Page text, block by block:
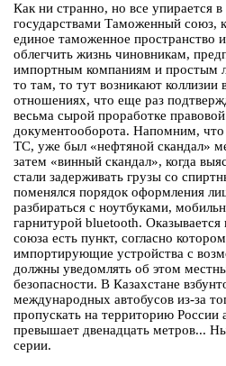
Как ни странно, но все упирается
государствами Таможенный союз,
единое таможенное пространство
облегчить жизнь чиновникам,
импортным компаниям и простым
то там, то тут возникают коллизии
отношениях, что еще раз
весьма сырой проработке
документооборота. Напомним, что
ТС, уже был «нефтяной скандал»
затем «винный скандал», когда
стали задерживать грузы со
поменялся порядок оформления
разбираться с ноутбуками,
гарнитурой bluetooth.
союза есть пункт, согласно
импортирующие устройства с
должны уведомлять об этом
безопасности. В Казахстане
международных автобусов из-за
пропускать на территорию России
превышает двенадцать метров...
серии.